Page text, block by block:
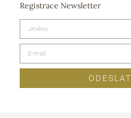
Registrace Newsletter
ODESLAT